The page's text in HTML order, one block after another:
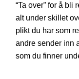
“Ta over” for å
alt under skillet
plikt du har som
andre sender inn
som du finner